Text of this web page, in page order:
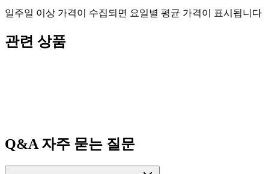
일주일 이상 가격이 수집되면 요일별 평균 가격이 표시됩니다
관련 상품
Q&A자주 묻는 질문